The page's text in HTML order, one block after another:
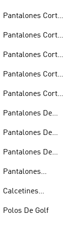
Pantalones Cortos
Pantalones Cortos
Pantalones Cortos
Pantalones Cortos
Pantalones Cortos
Pantalones De
Pantalones De
Pantalones De
Pantalones
Calcetines
Polos De Golf